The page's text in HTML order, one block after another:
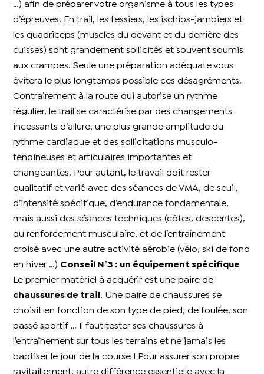
…) afin de préparer votre organisme à tous les types
d’épreuves. En trail, les fessiers, les ischios-jambiers et
les quadriceps (muscles du devant et du derrière des
cuisses) sont grandement sollicités et souvent soumis
aux crampes. Seule une préparation adéquate vous
évitera le plus longtemps possible ces désagréments.
Contrairement à la route qui autorise un rythme
régulier, le trail se caractérise par des changements
incessants d’allure, une plus grande amplitude du
rythme cardiaque et des sollicitations musculo-
tendineuses et articulaires importantes et
changeantes. Pour autant, le travail doit rester
qualitatif et varié avec des séances de VMA, de seuil,
d’intensité spécifique, d’endurance fondamentale,
mais aussi des séances techniques (côtes, descentes),
du renforcement musculaire, et de l’entraînement
croisé avec une autre activité aérobie (vélo, ski de fond
en hiver …) Conseil N°3 : un équipement spécifique
Le premier matériel à acquérir est une paire de
chaussures de trail . Une paire de chaussures se
choisit en fonction de son type de pied, de foulée, son
passé sportif … Il faut tester ses chaussures à
l’entraînement sur tous les terrains et ne jamais les
baptiser le jour de la course ! Pour assurer son propre
ravitaillement, autre différence essentielle avec la